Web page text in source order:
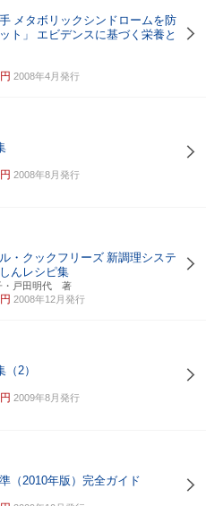
メタボリックシンドロームを防
ト」
エビデンスに基づく栄養と
2008年4月発行
2008年8月発行
・クックフリーズ 新調理システ
んレシピ集
・戸田明代 著
2008年12月発行
2）
2009年8月発行
（2010年版）完全ガイド